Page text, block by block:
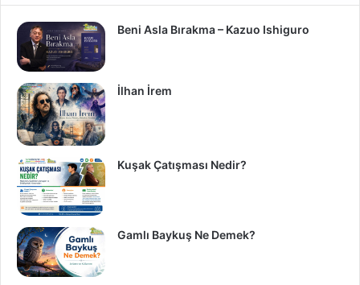
Beni Asla Bırakma – Kazuo Ishiguro
İlhan İrem
Kuşak Çatışması Nedir?
Gamlı Baykuş Ne Demek?